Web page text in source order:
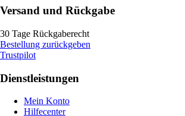
Versand und Rückgabe
30 Tage Rückgaberecht
Bestellung zurückgeben
Trustpilot
Dienstleistungen
Mein Konto
Hilfecenter